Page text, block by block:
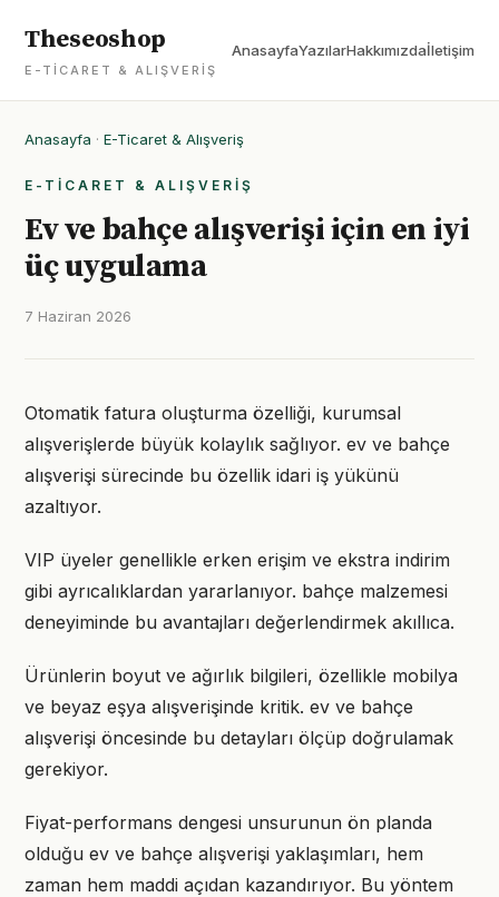
Theseoshop
E-TICARET & ALIŞVERIŞ
AnasayfaYazılarHakkımızdaİletişim
Anasayfa · E-Ticaret & Alışveriş
E-TICARET & ALIŞVERIŞ
Ev ve bahçe alışverişi için en iyi
üç uygulama
7 Haziran 2026
Otomatik fatura oluşturma özelliği, kurumsal
alışverişlerde büyük kolaylık sağlıyor. ev ve bahçe
alışverişi sürecinde bu özellik idari iş yükünü
azaltıyor.
VIP üyeler genellikle erken erişim ve ekstra indirim
gibi ayrıcalıklardan yararlanıyor. bahçe malzemesi
deneyiminde bu avantajları değerlendirmek akıllıca.
Ürünlerin boyut ve ağırlık bilgileri, özellikle mobilya
ve beyaz eşya alışverişinde kritik. ev ve bahçe
alışverişi öncesinde bu detayları ölçüp doğrulamak
gerekiyor.
Fiyat-performans dengesi unsurunun ön planda
olduğu ev ve bahçe alışverişi yaklaşımları, hem
zaman hem maddi açıdan kazandırıyor. Bu yöntem